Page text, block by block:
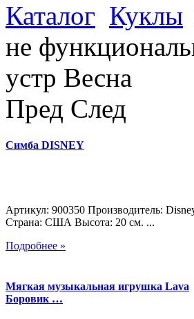
Каталог Куклы
не
устр Весна
Пред След
Симба DISNEY
Артикул: 900350 Производитель:
Страна: США Высота: 20 см. ...
Подробнее »
Мягкая музыкальная игрушка Lava
Боровик …